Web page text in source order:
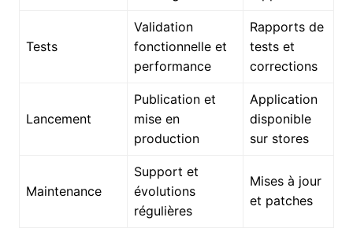
Tests
Validation
fonctionnelle et
performance
Rapports de
tests et
corrections
Lancement
Publication et
mise en
production
Application
disponible
sur stores
Maintenance
Support et
évolutions
régulières
Mises à jour
et patches